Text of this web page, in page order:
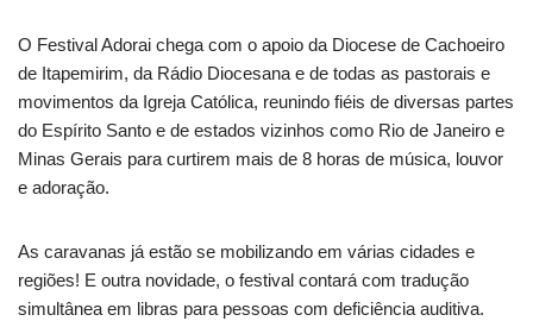
O Festival Adorai chega com o apoio da Diocese de Cachoeiro
de Itapemirim, da Rádio Diocesana e de todas as pastorais e
movimentos da Igreja Católica, reunindo fiéis de diversas partes
do Espírito Santo e de estados vizinhos como Rio de Janeiro e
Minas Gerais para curtirem mais de 8 horas de música, louvor
e adoração.
As caravanas já estão se mobilizando em várias cidades e
regiões! E outra novidade, o festival contará com tradução
simultânea em libras para pessoas com deficiência auditiva.